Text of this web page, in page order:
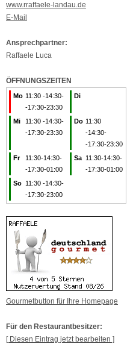
www.rraffaele-landau.de
E-Mail
Ansprechpartner:
Raffaele Luca
ÖFFNUNGSZEITEN
Mo 11:30 -14:30-
-17:30-23:30
Di
Mi
11:30 -14:30-
-17:30-23:30
Do 11:30
-14:30-
-17:30-23:30
Fr
11:30-14:30-
-17:30-01:00
Sa 11:30-14:30-
-17:30-01:00
So 11:30 -14:30-
-17:30-23:00
Gourmetbutton für Ihre Homepage
Für den Restaurantbesitzer:
[ Diesen Eintrag jetzt bearbeiten ]